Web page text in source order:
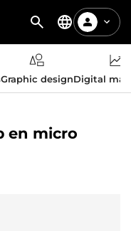
Graphic designDigital
en micro